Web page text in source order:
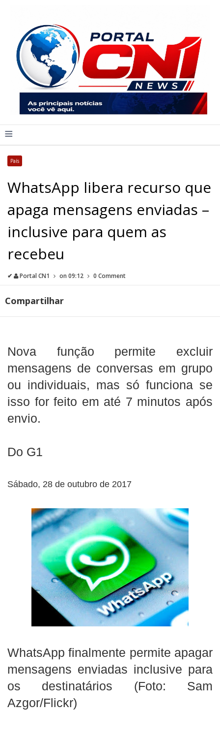
≡
País
WhatsApp libera recurso que
apaga mensagens enviadas –
inclusive para quem as
recebeu
✔ Portal CN1 on 09:12 0 Comment
Compartilhar
Nova função permite excluir
mensagens de conversas em grupo
ou individuais, mas só funciona se
isso for feito em até 7 minutos após
envio.
Do G1
Sábado, 28 de outubro de 2017
WhatsApp finalmente permite apagar
mensagens enviadas inclusive para
os destinatários (Foto: Sam
Azgor/Flickr)